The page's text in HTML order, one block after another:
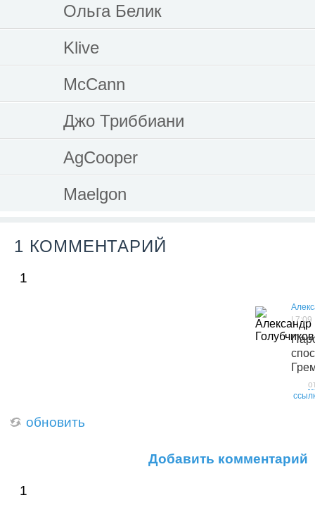
Ольга Белик
Klive
McCann
Джо Триббиани
AgCooper
Maelgon
1 КОММЕНТАРИЙ
1
| 7:09
обновить
Добавить комментарий
1